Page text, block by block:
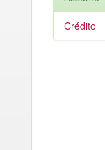
Crédito